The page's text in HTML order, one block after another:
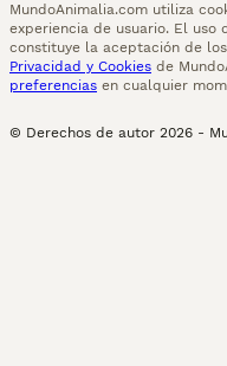
MundoAnimalia.com utiliza
experiencia de usuario. El uso
constituye la aceptación de los
Privacidad y Cookies de
preferencias en cualquier
© Derechos de autor 2026 -